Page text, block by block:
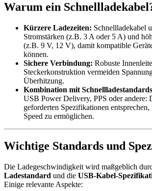
Warum ein
Kürzere Ladezeiten: Schnellladekabel
Stromstärken (z.B. 3 A oder 5 A) und
(z.B. 9 V, 12 V), damit kompatible
können.
Sichere Verbindung: Robuste
Steckerkonstruktion vermeiden
Überhitzung.
Kombination mit
USB Power Delivery, PPS oder andere:
geforderten Spezifikationen
Speed zu ermöglichen.
Wichtige Standards und
Die Ladegeschwindigkeit wird maßgeblich
Ladestandard und die USB-Kabel-
Einige relevante Aspekte: